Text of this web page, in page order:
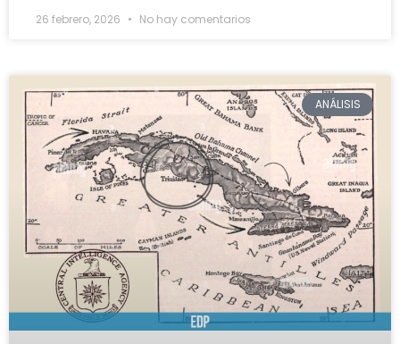
26 febrero, 2026 No hay comentarios
ANÁLISIS